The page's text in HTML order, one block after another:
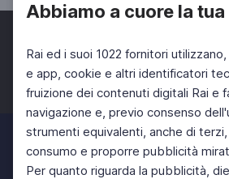
Abbiamo a cuore la
Rai ed i suoi 1022 fornitori
e app, cookie e altri identificatori
fruizione dei contenuti digitali Rai e
navigazione e, previo consenso
strumenti equivalenti, anche di
consumo e proporre pubblicità
Per quanto riguarda la pubblicità,
Facebook Twitter